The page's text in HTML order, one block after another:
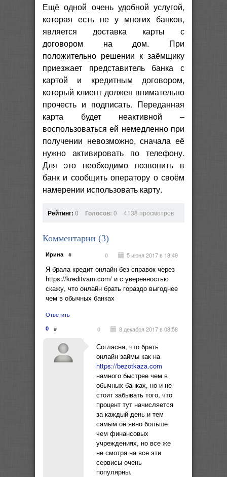
Ещё одной очень удобной услугой,
которая есть не у многих банков,
является доставка карты с
договором на дом. При
положительно решении к заёмщику
приезжает представитель банка с
картой и кредитным договором,
который клиент должен внимательно
прочесть и подписать. Переданная
карта будет неактивной –
воспользоваться ей немедленно при
получении невозможно, сначала её
нужно активировать по телефону.
Для это необходимо позвонить в
банк и сообщить оператору о своём
намерении использовать карту.
Рейтинг: 0 Голосов: 0 4138 просмотров
Комментарии (3)
Ирина # 5 июня 2017 в 18:49
0
Я брала кредит онлайн без справок через
https://kreditvam.com/ и с уверенностью
скажу, что онлайн брать гораздо выгоднее
чем в обычных банках
Ответить
0 # 8 декабря 2017 в 08:58
0
Согласна, что брать
онлайн займы как на
https://bezotkaza.com
намного быстрее чем в
обычных банках, но и не
стоит забывать того, что
процент тут начисляется
за каждый день и тем
самым он явно больше
чем финансовых
учреждениях, но все же
не смотря на все эти
сервисы очень
популярны.